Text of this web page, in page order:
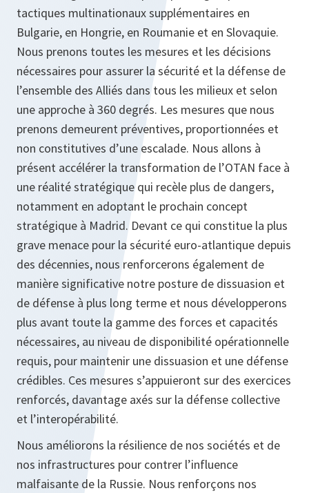
tactiques multinationaux supplémentaires en
Bulgarie, en Hongrie, en Roumanie et en Slovaquie.
Nous prenons toutes les mesures et les décisions
nécessaires pour assurer la sécurité et la défense de
l’ensemble des Alliés dans tous les milieux et selon
une approche à 360 degrés. Les mesures que nous
prenons demeurent préventives, proportionnées et
non constitutives d’une escalade. Nous allons à
présent accélérer la transformation de l’OTAN face à
une réalité stratégique qui recèle plus de dangers,
notamment en adoptant le prochain concept
stratégique à Madrid. Devant ce qui constitue la plus
grave menace pour la sécurité euro-atlantique depuis
des décennies, nous renforcerons également de
manière significative notre posture de dissuasion et
de défense à plus long terme et nous développerons
plus avant toute la gamme des forces et capacités
nécessaires, au niveau de disponibilité opérationnelle
requis, pour maintenir une dissuasion et une défense
crédibles. Ces mesures s’appuieront sur des exercices
renforcés, davantage axés sur la défense collective
et l’interopérabilité.
Nous améliorons la résilience de nos sociétés et de
nos infrastructures pour contrer l’influence
malfaisante de la Russie. Nous renforçons nos